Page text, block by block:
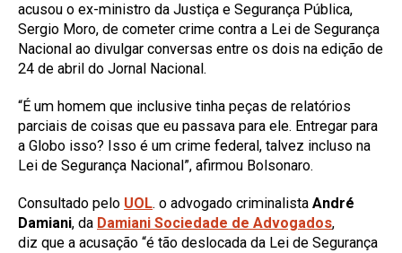
acusou o ex-ministro da Justiça e Segurança Pública,
Sergio Moro, de cometer crime contra a Lei de Segurança
Nacional ao divulgar conversas entre os dois na edição de
24 de abril do Jornal Nacional.
“É um homem que inclusive tinha peças de relatórios
parciais de coisas que eu passava para ele. Entregar para
a Globo isso? Isso é um crime federal, talvez incluso na
Lei de Segurança Nacional”, afirmou Bolsonaro.
Consultado pelo UOL. o advogado criminalista André
Damiani, da Damiani Sociedade de Advogados,
diz que a acusação “é tão deslocada da Lei de Segurança